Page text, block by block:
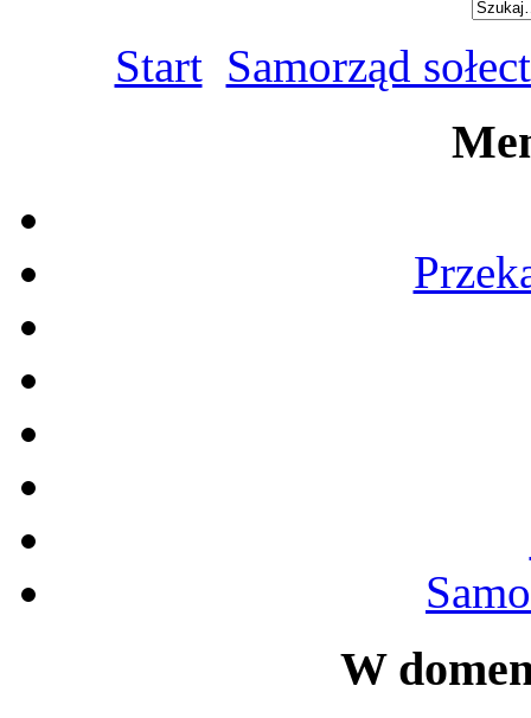
Start Samorząd
W